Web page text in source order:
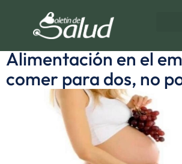
Energéticos
Alimentación en el
comer para dos, no